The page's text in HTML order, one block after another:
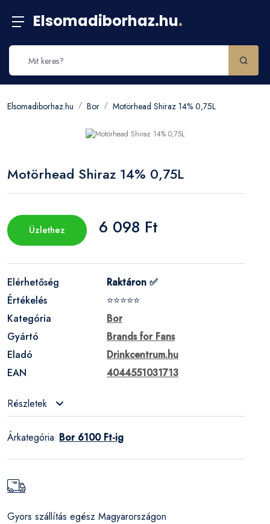
Elsomadiborhaz.hu.
Elsomadiborhaz.hu Bor Motörhead Shiraz 14% 0,75L
Motörhead Shiraz 14% 0,75L
Üzlethez 6 098 Ft
Elérhetőség
Raktáron ✅
Értékelés
⭐⭐⭐⭐⭐
Kategória
Bor
Gyártó
Brands for Fans
Eladó
Drinkcentrum.hu
EAN
4044551031713
Részletek
Árkategória: Bor 6100 Ft-ig
Gyors szállítás egész Magyarországon